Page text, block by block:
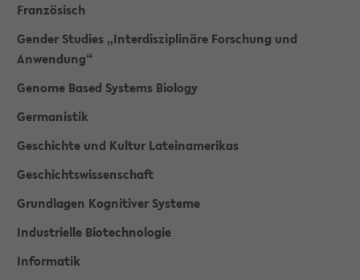
Französisch
Gender Studies „Interdisziplinäre Forschung und
Anwendung“
Genome Based Systems Biology
Germanistik
Geschichte und Kultur Lateinamerikas
Geschichtswissenschaft
Grundlagen Kognitiver Systeme
Industrielle Biotechnologie
Informatik